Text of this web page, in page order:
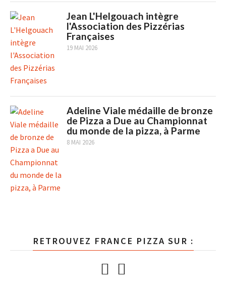
Jean L'Helgouach intègre
l'Association des Pizzérias
Françaises
19 MAI 2026
Adeline Viale médaille de bronze
de Pizza a Due au Championnat
du monde de la pizza, à Parme
8 MAI 2026
RETROUVEZ FRANCE PIZZA SUR :